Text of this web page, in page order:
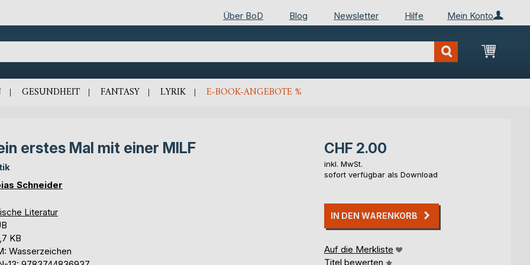
Mein Konto
Über BoD Blog Newsletter Hilfe
Mein
GESUNDHEIT FANTASY LYRIK E-BOOK-ANGEBOTE %
erstes Mal mit einer MILF
Schneider
Literatur
KB
Wasserzeichen
CHF 2.00
inkl. MwSt.
sofort verfügbar als Download
IN DEN WARENKORB
Auf die Merkliste
Titel bewerten